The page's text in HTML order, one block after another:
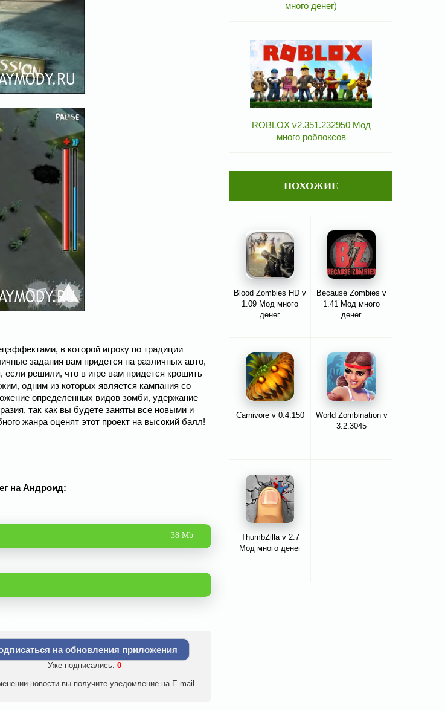
в которой игроку по традиции
задания вам придется на различных авто,
решили, что в игре вам придется крошить
одним из которых является кампания со
определенных видов зомби, удержание
так как вы будете заняты все новыми и
жанра оценят этот проект на высокий балл!
на Андроид:
38 Mb
на обновления приложения
Уже подписались: 0
новости вы получите уведомление на E-mail.
много денег)
ROBLOX v2.351.232950 Мод
много роблоксов
ПОХОЖИЕ
Blood Zombies HD v
1.09 Мод много
денег
Because Zombies v
1.41 Мод много
денег
Carnivore v 0.4.150
World Zombination v
3.2.3045
ThumbZilla v 2.7
Мод много денег